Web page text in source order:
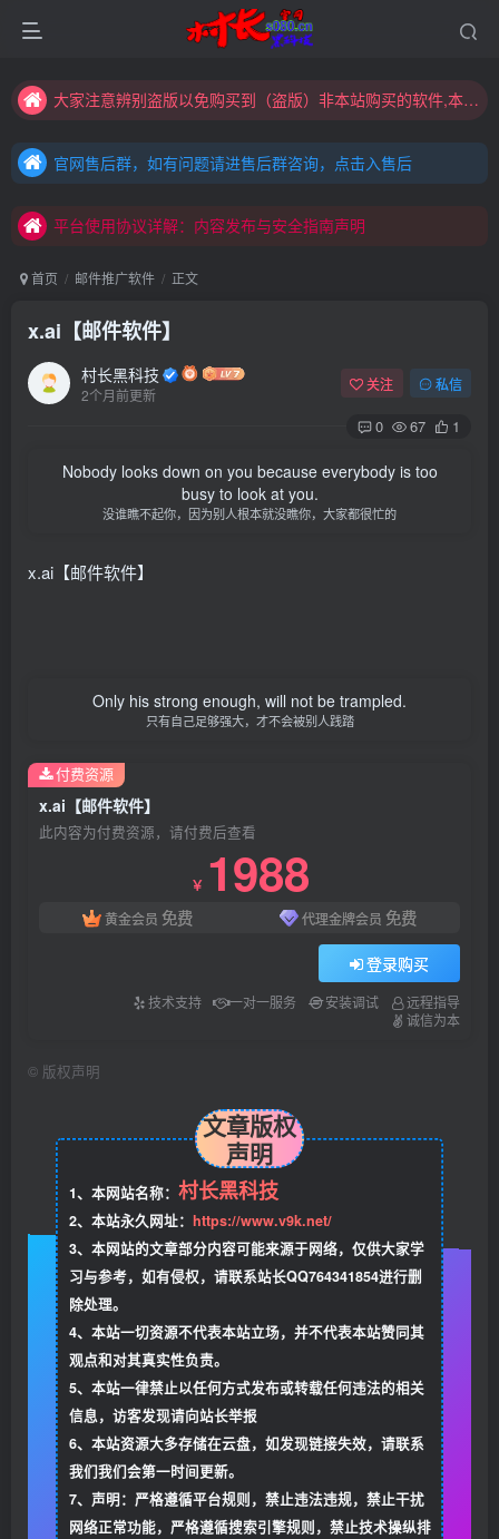
大家注意辨别盗版以免购买到（盗版）非本站购买的软件,本站概不负责!
大家注意辨别盗版以免购买到（盗版）非本站购买的软件,本站概不负责!
官网售后群，如有问题请进售后群咨询，点击入售后
官网售后群，如有问题请进售后群咨询，点击入售后
平台使用协议详解：内容发布与安全指南声明
首页 邮件推广软件 正文
x.ai【邮件软件】
村长黑科技
2个月前更新
关注 私信
0 67 1
Nobody looks down on you because everybody is too
busy to look at you.
没谁瞧不起你，因为别人根本就没瞧你，大家都很忙的
x.ai【邮件软件】
Only his strong enough, will not be trampled.
只有自己足够强大，才不会被别人践踏
x.ai【邮件软件】
此内容为付费资源，请付费后查看
￥ 1988
黄金会员 免费 代理金牌会员 免费
登录购买
技术支持 一对一服务 安装调试
远程指导
诚信为本
付费资源
© 版权声明
文章版权
声明
1、本网站名称： 村长黑科技
2、本站永久网址： https://www.v9k.net/
3、本网站的文章部分内容可能来源于网络，仅供大家学
习与参考，如有侵权，请联系站长QQ764341854进行删
除处理。
4、本站一切资源不代表本站立场，并不代表本站赞同其
观点和对其真实性负责。
5、本站一律禁止以任何方式发布或转载任何违法的相关
信息，访客发现请向站长举报
6、本站资源大多存储在云盘，如发现链接失效，请联系
我们我们会第一时间更新。
7、声明：严格遵循平台规则，禁止违法违规，禁止干扰
网络正常功能，严格遵循搜索引擎规则，禁止技术操纵排